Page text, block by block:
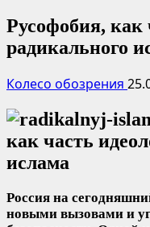
Русофобия, как
радикального
Колесо обозрения
Россия на
новыми вызовами и